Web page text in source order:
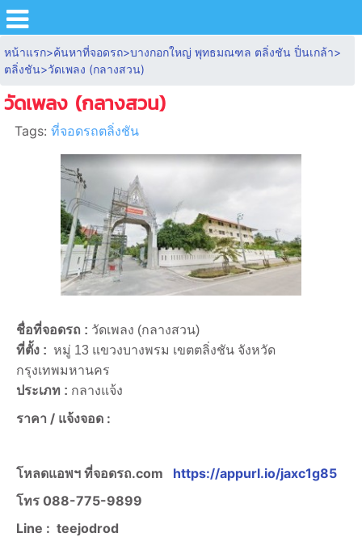
หน้าแรก>ค้นหาที่จอดรถ>บางกอกใหญ่ พุทธมณฑล ตลิ่งชัน ปิ่นเกล้า>
ตลิ่งชัน>วัดเพลง (กลางสวน)
วัดเพลง (กลางสวน)
Tags:ที่จอดรถตลิ่งชัน
ชื่อที่จอดรถ : วัดเพลง (กลางสวน)
ที่ตั้ง : หมู่ 13 แขวงบางพรม เขตตลิ่งชัน จังหวัด
กรุงเทพมหานคร
ประเภท : กลางแจ้ง
ราคา / แจ้งจอด :
โหลดแอพฯ ที่จอดรถ.com
https://appurl.io/jaxc1g85
โทร 088-775-9899
Line : teejodrod